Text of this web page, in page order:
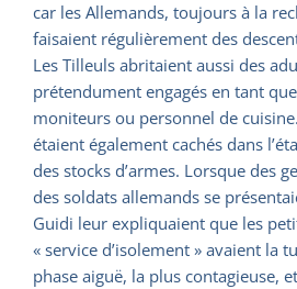
car les Allemands, toujours à la
faisaient régulièrement des
Les Tilleuls abritaient aussi des
prétendument engagés en tant
moniteurs ou personnel de
étaient également cachés dans
des stocks d’armes. Lorsque des
des soldats allemands se
Guidi leur expliquaient que les
« service d’isolement » avaient la
phase aiguë, la plus contagieuse,